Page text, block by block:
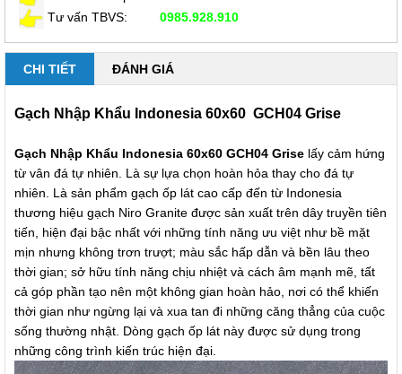
Tư vấn TBVS:
0985.928.910
CHI TIẾT ĐÁNH GIÁ
Gạch Nhập Khẩu Indonesia 60x60 GCH04 Grise
Gạch Nhập Khẩu Indonesia 60x60 GCH04 Grise lấy cảm hứng
từ vân đá tự nhiên. Là sự lựa chọn hoàn hỏa thay cho đá tự
nhiên. Là sản phẩm gạch ốp lát cao cấp đến từ Indonesia
thương hiệu gạch Niro Granite được sản xuất trên dây truyền tiên
tiến, hiện đại bậc nhất với những tính năng ưu việt như bề mặt
mịn nhưng không trơn trượt; màu sắc hấp dẫn và bền lâu theo
thời gian; sở hữu tính năng chịu nhiệt và cách âm mạnh mẽ, tất
cả góp phần tạo nên một không gian hoàn hảo, nơi có thể khiến
thời gian như ngừng lại và xua tan đi những căng thẳng của cuộc
sống thường nhật. Dòng gạch ốp lát này được sử dụng trong
những công trình kiến trúc hiện đại.